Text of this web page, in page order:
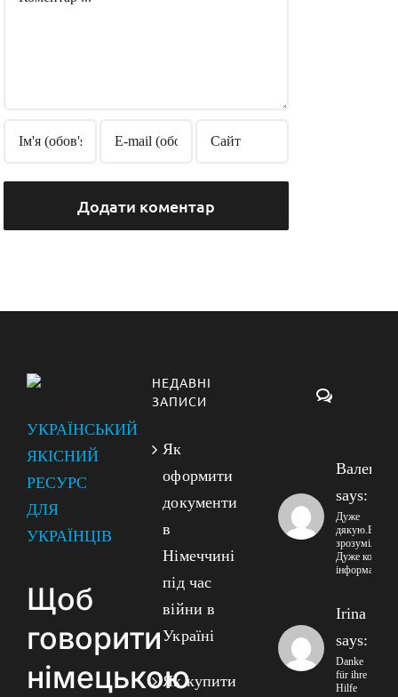
УКРАЇНСЬКИЙ
ЯКІСНИЙ
РЕСУРС
ДЛЯ
УКРАЇНЦІВ
Щоб
говорити
німецькою
НЕДАВНІ
ЗАПИСИ
Як
оформити
документи
в
Німеччині
під час
війни в
Україні
Як купити
says:
Дуже
дякую.Все
зрозуміло!!
Дуже корисна
інформація!
Irina
says:
Danke
für ihre
Hilfe